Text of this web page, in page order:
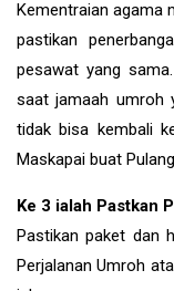
Kementraian agama
pastikan
pesawat yang
saat jamaah umroh
tidak bisa kembali
Maskapai buat
Ke 3 ialah Pastkan
Pastikan paket dan
Perjalanan Umroh